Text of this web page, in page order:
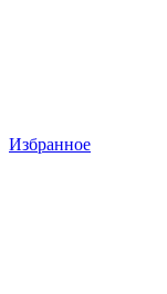
Избранное